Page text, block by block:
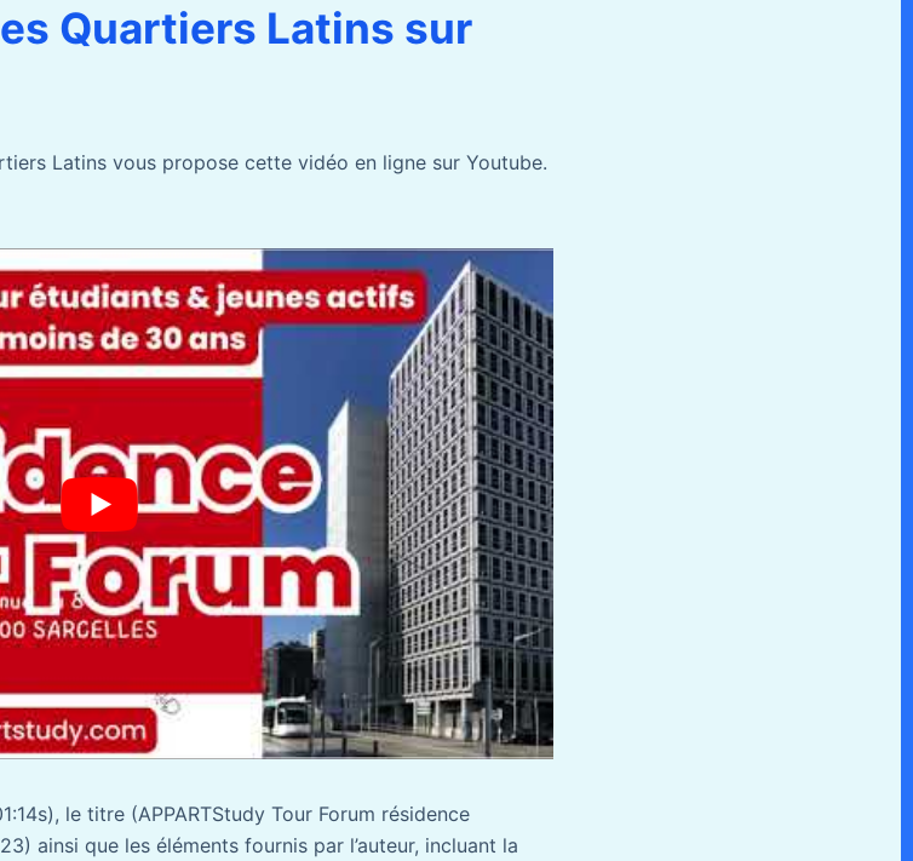
Quartiers Latins sur
Latins vous propose cette vidéo en ligne sur Youtube.
le titre (APPARTStudy Tour Forum résidence
ainsi que les éléments fournis par l’auteur, incluant la